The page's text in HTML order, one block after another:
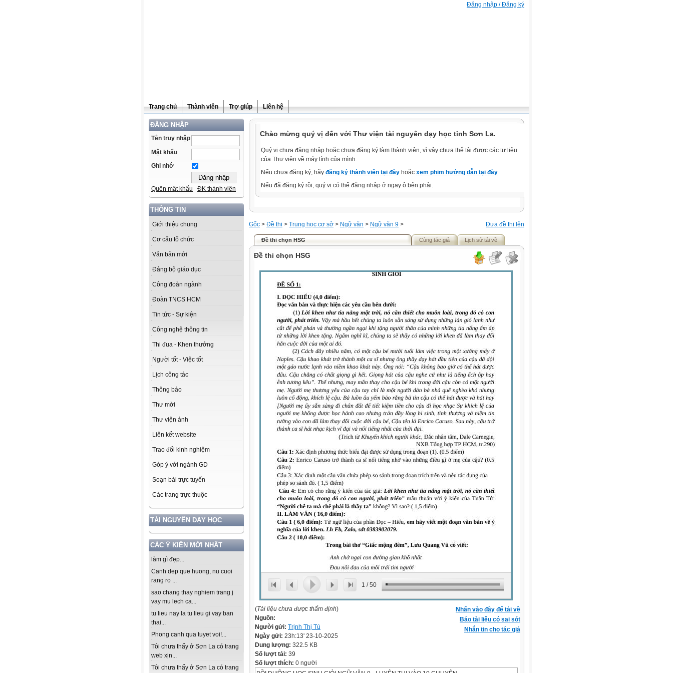
Đăng nhập / Đăng ký
Trang chủ Thành viên Trợ giúp Liên hệ
ĐĂNG NHẬP
Tên truy nhập
Mật khẩu
Ghi nhớ
Quên mật khẩu ĐK thành viên
THÔNG TIN
Giới thiệu chung
Cơ cấu tổ chức
Văn bản mới
Đảng bộ giáo dục
Công đoàn ngành
Đoàn TNCS HCM
Tin tức - Sự kiện
Công nghệ thông tin
Thi đua - Khen thưởng
Người tốt - Việc tốt
Lịch công tác
Thông báo
Thư mời
Thư viện ảnh
Liên kết website
Trao đổi kinh nghiệm
Góp ý với ngành GD
Soạn bài trực tuyến
Các trang trực thuộc
TÀI NGUYÊN DẠY HỌC
CÁC Ý KIẾN MỚI NHẤT
làm gì đẹp...
Canh dep que huong, nu cuoi
rang ro ...
sao chang thay nghiem trang j
vay mu lech ca...
tu lieu nay la tu lieu gi vay ban
thai...
Phong canh qua tuyet voi!...
Tôi chưa thấy ở Sơn La có trang
web xịn...
Tôi chưa thấy ở Sơn La có trang
Chào mừng quý vị đến với Thư viện tài nguyên dạy học tỉnh Sơn La.
Quý vị chưa đăng nhập hoặc chưa đăng ký làm thành viên, vì vậy chưa thể tải được các tư liệu
của Thư viện về máy tính của mình.
Nếu chưa đăng ký, hãy đăng ký thành viên tại đây hoặc xem phim hướng dẫn tại đây
Nếu đã đăng ký rồi, quý vị có thể đăng nhập ở ngay ô bên phải.
Đưa đề thi lên
Gốc > Đề thi > Trung học cơ sở > Ngữ văn > Ngữ văn 9 >
Đề thi chọn HSG Cùng tác giả Lịch sử tải về
Đề thi chọn HSG
1 /50
Nhấn vào đây để tải về
Báo tài liệu có sai sót
Nhắn tin cho tác giả
(Tài liệu chưa được thẩm định)
Nguồn:
Người gửi: Trịnh Thị Tú
Ngày gửi: 23h:13' 23-10-2025
Dung lượng: 322.5 KB
Số lượt tải: 39
Số lượt thích: 0 người